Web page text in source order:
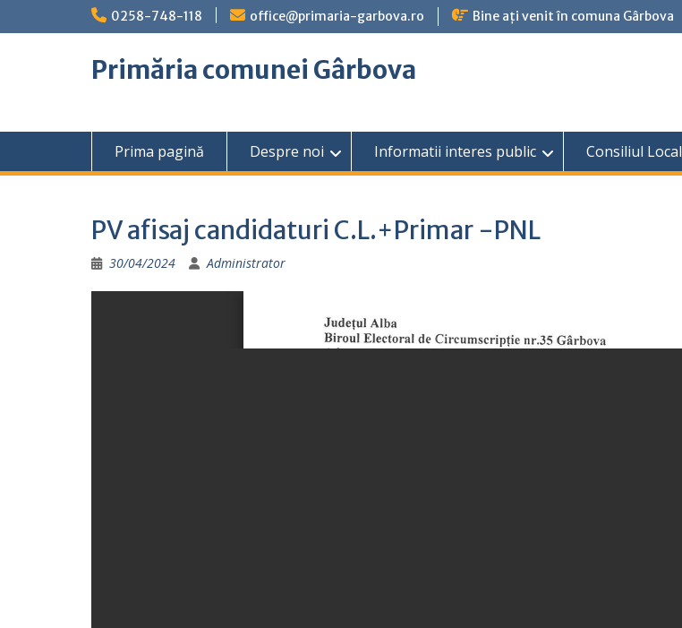
0258-748-118 office@primaria-garbova.ro Bine ați venit în comuna Gârbova
Primăria comunei Gârbova
Prima pagină Despre noi Informatii interes public Consiliul Local
PV afisaj candidaturi C.L.+Primar -PNL
30/04/2024 Administrator